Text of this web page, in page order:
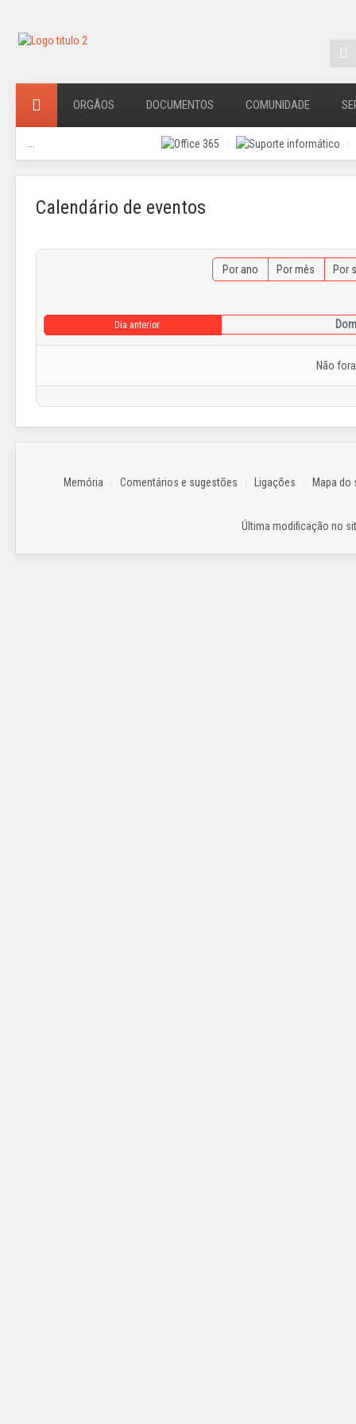
ORGÃOS DOCUMENTOS COMUNIDADE
Calendário de eventos
Por ano Por mês Por
Dia anterior
Não
Memória Comentários e sugestões Ligações Mapa do
Última modificação no